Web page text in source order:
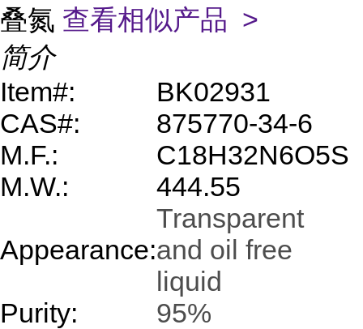
叠氮 查看相似产品 >
简介
Item#:
BK02931
CAS#:
875770-34-6
M.F.:
C18H32N6O5S
M.W.:
444.55
Appearance:
Transparent
and oil free
liquid
Purity:
95%